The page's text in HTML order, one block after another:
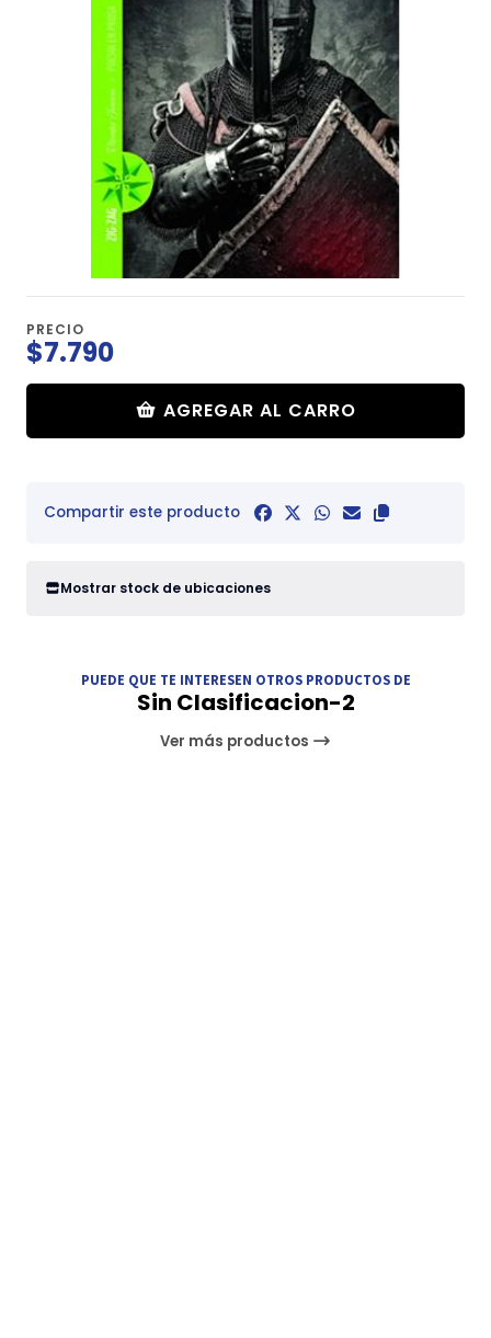
PRECIO
$7.790
AGREGAR AL CARRO
Compartir este producto
Mostrar stock de ubicaciones
PUEDE QUE TE INTERESEN OTROS PRODUCTOS DE
Sin Clasificacion-2
Ver más productos